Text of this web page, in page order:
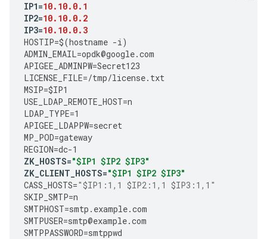
IP1=10.10.0.1
IP2=10.10.0.2
IP3=10.10.0.3
HOSTIP=$(hostname -i)
ADMIN_EMAIL=opdk@google.com
APIGEE_ADMINPW=Secret123
LICENSE_FILE=/tmp/license.txt
MSIP=$IP1
USE_LDAP_REMOTE_HOST=n
LDAP_TYPE=1
APIGEE_LDAPPW=secret
MP_POD=gateway
REGION=dc-1
ZK_HOSTS="$IP1 $IP2 $IP3"
ZK_CLIENT_HOSTS="$IP1 $IP2 $IP3"
CASS_HOSTS="$IP1:1,1 $IP2:1,1 $IP3:1,1"
SKIP_SMTP=n
SMTPHOST=smtp . example.com
SMTPUSER=smtp@example.com
SMTPPASSWORD=smtppwd